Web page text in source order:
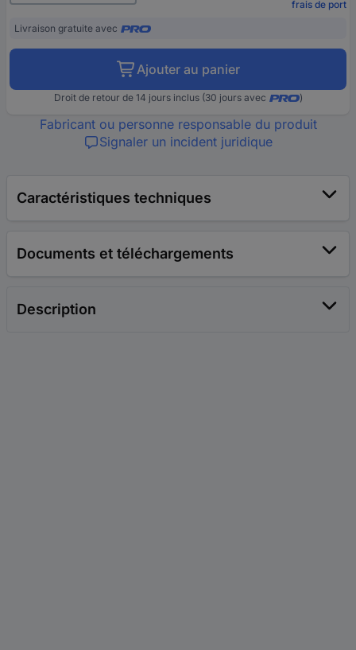
frais de port
Livraison gratuite avec
Ajouter au panier
Droit de retour de 14 jours inclus (30 jours avec )
Fabricant ou personne responsable du produit
Signaler un incident juridique
Caractéristiques techniques
Documents et téléchargements
Description